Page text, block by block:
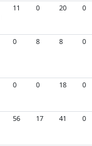
11 0 20 0
0 8 8 0
0 0 18 0
56 17 41 0